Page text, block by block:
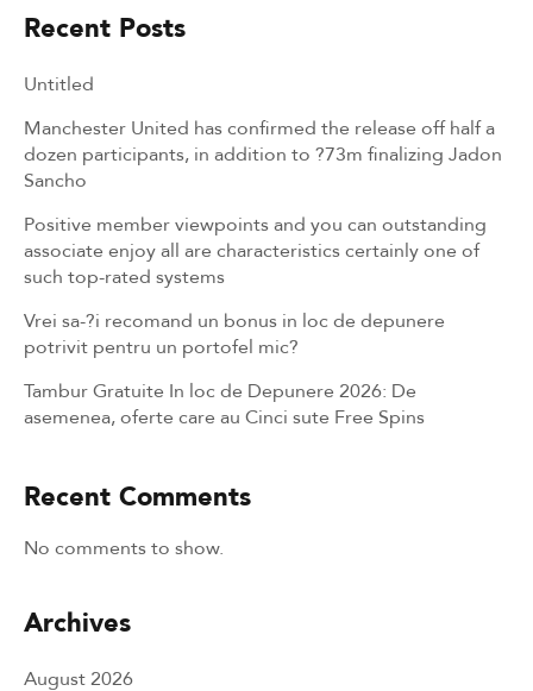
Recent Posts
Untitled
Manchester United has confirmed the release off half a
dozen participants, in addition to ?73m finalizing Jadon
Sancho
Positive member viewpoints and you can outstanding
associate enjoy all are characteristics certainly one of
such top-rated systems
Vrei sa-?i recomand un bonus in loc de depunere
potrivit pentru un portofel mic?
Tambur Gratuite In loc de Depunere 2026: De
asemenea, oferte care au Cinci sute Free Spins
Recent Comments
No comments to show.
Archives
August 2026